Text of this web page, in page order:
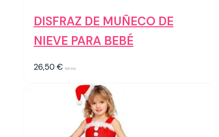
DISFRAZ DE MUÑECO DE
NIEVE PARA BEBÉ
26,50 € IVA inc.